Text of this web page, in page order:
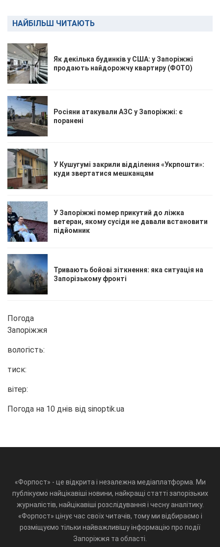
НАЙБІЛЬШ ЧИТАЮТЬ
Як декілька будинків у США: у Запоріжжі
продають найдорожчу квартиру (ФОТО)
Росіяни атакували АЗС у Запоріжжі: є
поранені
У Кушугумі закрили відділення «Укрпошти»:
куди звертатися мешканцям
У Запоріжжі помер прикутий до ліжка
ветеран, якому сусіди не давали встановити
підйомник
Тривають бойові зіткнення: яка ситуація на
Запорізькому фронті
Погода
Запоріжжя
вологість:
тиск:
вітер:
Погода на 10 днів від sinoptik.ua
«Форпост» - це відкрита і незалежна медіаплатформа. Ми
публікуємо найцікавіші новини, найкращі статті запорізьких
журналістів, найцікавіші розслідування і чесну аналітику.
«Форпост» цінує час своїх читачів, тому ми відбираємо і
розміщуємо тільки найважливішу інформацію про події
Запоріжжя та області.